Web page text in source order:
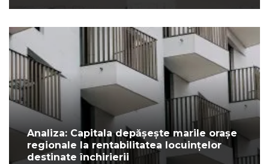
Analiza: Capitala depășește marile orașe
regionale la rentabilitatea locuințelor
destinate închirierii